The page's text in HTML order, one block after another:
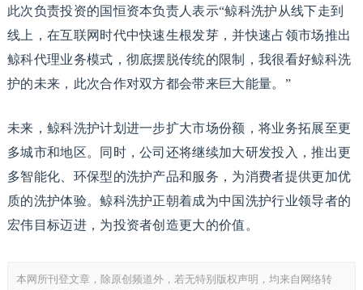
此次负责投资的国恒资本负责人表示“鲸科洗护从线下走到
线上，在互联网时代中快速生根发芽，并快速占领市场推出
鲸科代理业务模式，彻底摆脱传统的限制，我很看好鲸科洗
护的未来，此次合作对双方都会带来巨大能量。”
未来，鲸科洗护计划进一步扩大市场份额，将业务拓展至更
多城市和地区。同时，公司还将继续加大研发投入，推出更
多智能化、环保型的洗护产品和服务，为消费者提供更加优
质的洗护体验。鲸科洗护正朝着成为中国洗护行业领导者的
宏伟目标迈进，为投资者创造更大的价值。
本网所刊登文章，除原创频道外，若无特别版权声明，均来自网络转